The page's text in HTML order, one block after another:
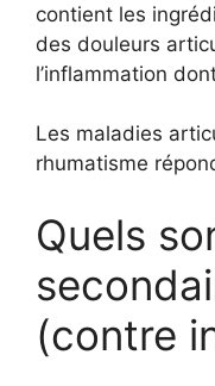
contient les
des douleurs
l’inflammation
Les maladies
rhumatisme
Quels
(contre